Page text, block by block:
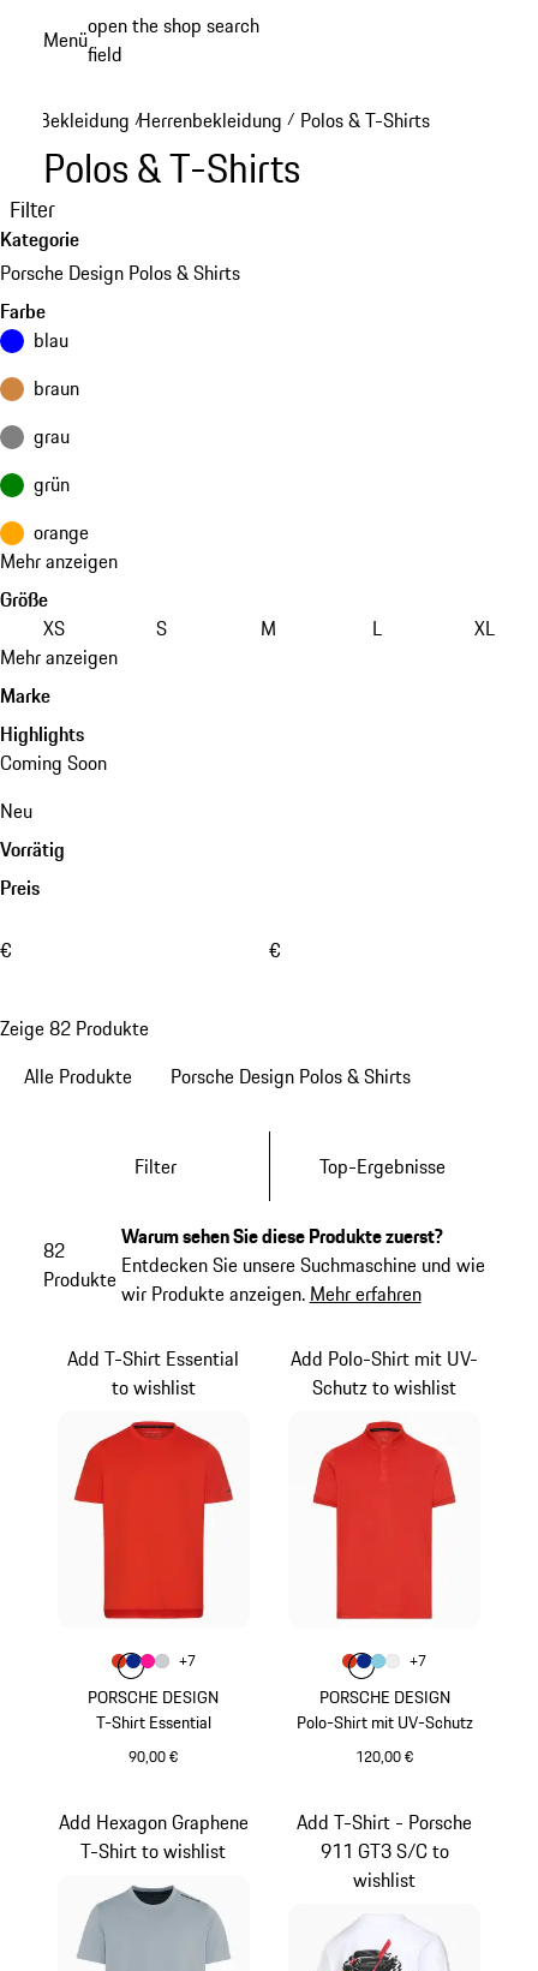
Hauptinhalt
Menüopen the shop search
field
Bekleidung /Herrenbekleidung / Polos & T-Shirts
Polos & T-Shirts
Filter
Kategorie
Porsche Design Polos & Shirts
Farbe
blau
braun
grau
grün
orange
Mehr anzeigen
Größe
XS
S M L
XL
Mehr anzeigen
Marke
Highlights
Coming Soon
Neu
Vorrätig
Preis
€ €
Zeige 82 Produkte
Alle Produkte
Porsche Design Polos & Shirts
Filter Top-Ergebnisse
82
Produkte
Warum sehen Sie diese Produkte zuerst?
Entdecken Sie unsere Suchmaschine und wie
wir Produkte anzeigen. Mehr erfahren
PORSCHE DESIGN
T-Shirt Essential
90,00 €
Add T-Shirt Essential
to wishlist
Farbe
Farbelavaorange
Farbe blau
Farbepink
Farbe
+7
PORSCHE DESIGN
Polo-Shirt mit UV-Schutz
120,00 €
Add Polo-Shirt mit UV-
Schutz to wishlist
Farbe
Farbelavaorange
Farbe blau
Farbehellblau
Farbe
+7
Add Hexagon Graphene
T-Shirt to wishlist
Add T-Shirt - Porsche
911 GT3 S/C to
wishlist